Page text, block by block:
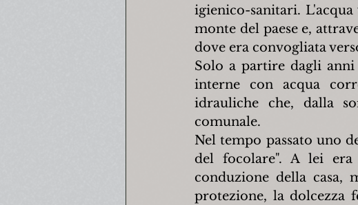
igienico-sanitari.
monte del paese e,
dove era convogliata
Solo a partire dagli
interne con acqua
idrauliche che, dalla
comunale.
Nel tempo passato uno
del focolare". A lei
conduzione della casa,
protezione, la